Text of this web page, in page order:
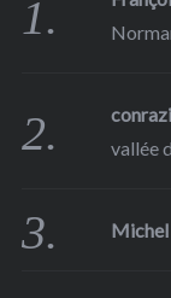
vallée
Michel